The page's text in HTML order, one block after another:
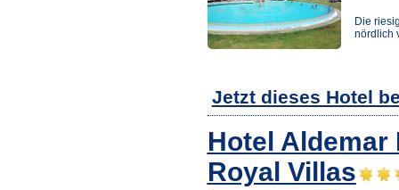
Die
nördlich
Jetzt dieses Hotel
Hotel
Royal Villas